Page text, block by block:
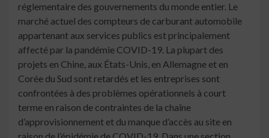
réglementaire des gouvernements du monde entier. Le
marché actuel des compteurs de carburant automobile
appartenant aux services publics est principalement
affecté par la pandémie COVID-19. La plupart des
projets en Chine, aux États-Unis, en Allemagne et en
Corée du Sud sont retardés et les entreprises sont
confrontées à des problèmes opérationnels à court
terme en raison de contraintes de la chaîne
d’approvisionnement et du manque d’accès au site en